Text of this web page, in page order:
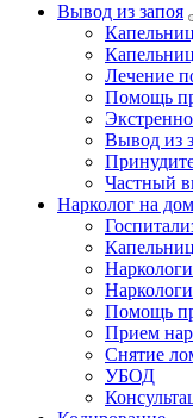
Вывод из запоя
Лечение
Помощь
Вывод из
Частный
Нарколог на дом
Помощь
Прием
Снятие
УБОД